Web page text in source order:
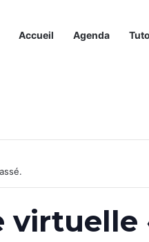
Accueil Agenda